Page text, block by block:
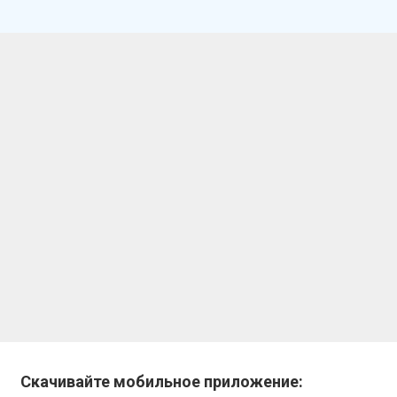
Скачивайте мобильное приложение: